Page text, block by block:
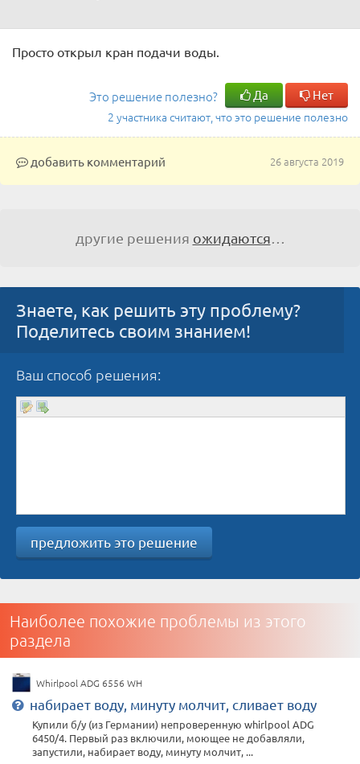
Просто открыл кран подачи воды.
Это решение полезно? Да Нет
2 участника считают, что это решение полезно
26 августа 2019
добавить комментарий
другие решения ожидаются
Знаете, как решить эту проблему?
Поделитесь своим знанием!
Ваш способ решения:
предложить это решение
Наиболее похожие проблемы из этого
раздела
Whirlpool ADG 6556 WH
набирает воду, минуту молчит, сливает воду
Купили б/у (из Германии) непроверенную whirlpool ADG
6450/4. Первый раз включили, моющее не добавляли,
запустили, набирает воду, минуту молчит, ...